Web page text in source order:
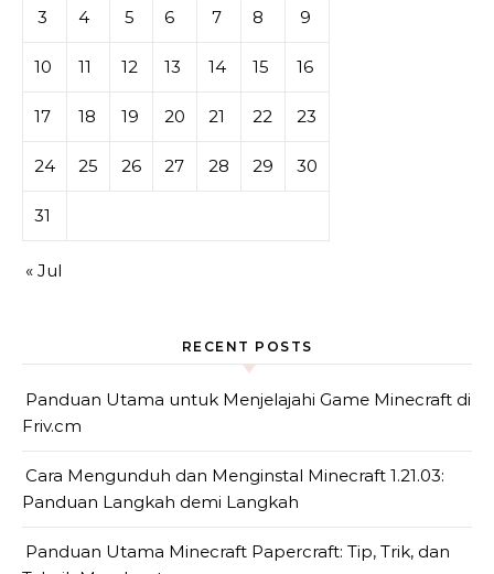
3 4 5 6 7 8 9
10 11 12 13 14 15 16
17 18 19 20 21 22 23
24 25 26 27 28 29 30
31
« Jul
RECENT POSTS
Panduan Utama untuk Menjelajahi Game Minecraft di
Friv.cm
Cara Mengunduh dan Menginstal Minecraft 1.21.03:
Panduan Langkah demi Langkah
Panduan Utama Minecraft Papercraft: Tip, Trik, dan